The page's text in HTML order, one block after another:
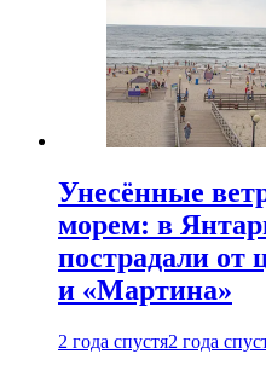
Унесённые
морем: в
пострадали от
и «Мартина»
2 года спустя2 года